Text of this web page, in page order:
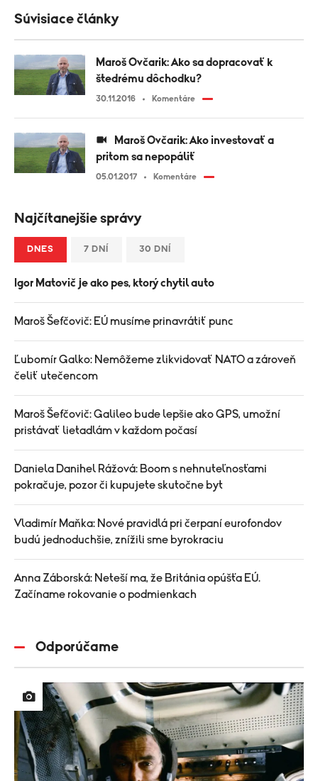
Súvisiace články
Maroš Ovčarik: Ako sa dopracovať k
štedrému dôchodku?
30.11.2016 Komentáre
pritom sa nepopáliť
05.01.2017 Komentáre
Najčítanejšie správy
DNES 7 DNÍ 30 DNÍ
Igor Matovič je ako pes, ktorý chytil auto
Maroš Šefčovič: EÚ musíme prinavrátiť punc
Ľubomír Galko: Nemôžeme zlikvidovať NATO a zároveň
čeliť utečencom
Maroš Šefčovič: Galileo bude lepšie ako GPS, umožní
pristávať lietadlám v každom počasí
Daniela Danihel Rážová: Boom s nehnuteľnosťami
pokračuje, pozor či kupujete skutočne byt
Vladimír Maňka: Nové pravidlá pri čerpaní eurofondov
budú jednoduchšie, znížili sme byrokraciu
Anna Záborská: Neteší ma, že Británia opúšťa EÚ.
Začíname rokovanie o podmienkach
Odporúčame